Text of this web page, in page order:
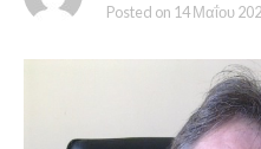
Posted on 14 Μαΐου